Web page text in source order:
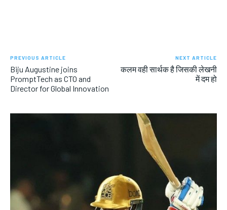
PREVIOUS ARTICLE
Biju Augustine joins
PromptTech as CTO and
Director for Global Innovation
NEXT ARTICLE
कलम वही सार्थक है जिसकी लेखनी
में दम हो